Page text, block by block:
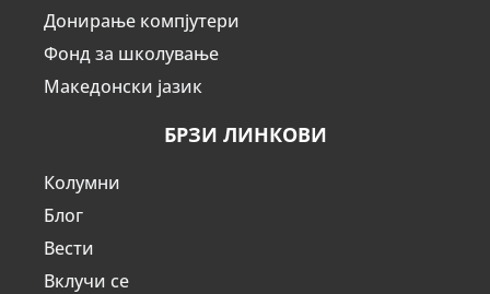
Донирање компјутери
Фонд за школување
Македонски јазик
БРЗИ ЛИНКОВИ
Колумни
Блог
Вести
Вклучи се